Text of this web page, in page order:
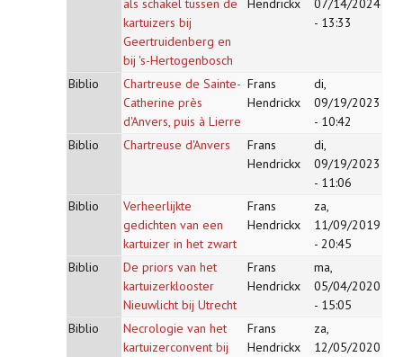
als schakel tussen de
kartuizers bij
Geertruidenberg en
bij 's-Hertogenbosch
Hendrickx
07/14/2024
- 13:33
Biblio
Chartreuse de Sainte-
Catherine près
d'Anvers, puis à Lierre
Frans
Hendrickx
di,
09/19/2023
- 10:42
Biblio
Chartreuse d'Anvers
Frans
Hendrickx
di,
09/19/2023
- 11:06
Biblio
Verheerlijkte
gedichten van een
kartuizer in het zwart
Frans
Hendrickx
za,
11/09/2019
- 20:45
Biblio
De priors van het
kartuizerklooster
Nieuwlicht bij Utrecht
Frans
Hendrickx
ma,
05/04/2020
- 15:05
Biblio
Necrologie van het
kartuizerconvent bij
Frans
Hendrickx
za,
12/05/2020